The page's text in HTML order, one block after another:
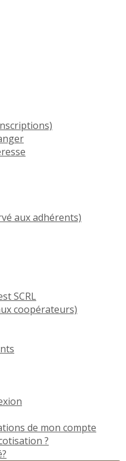
aux adhérents)
SCRL
coopérateurs)
de mon compte
?